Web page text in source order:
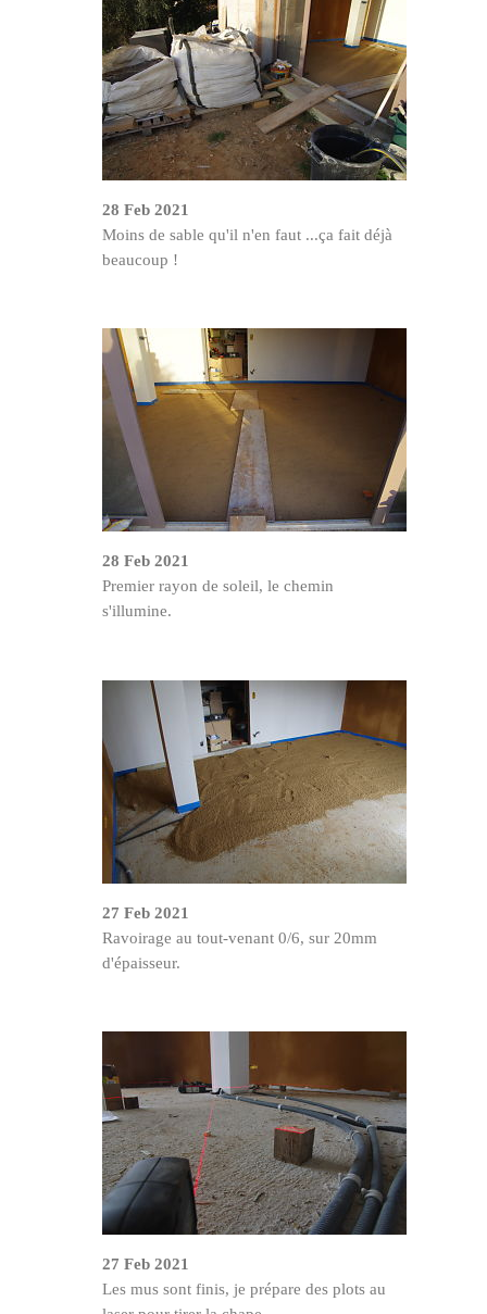
28 Feb 2021
Moins de sable qu'il n'en faut ...ça fait déjà
beaucoup !
28 Feb 2021
Premier rayon de soleil, le chemin
s'illumine.
27 Feb 2021
Ravoirage au tout-venant 0/6, sur 20mm
d'épaisseur.
27 Feb 2021
Les mus sont finis, je prépare des plots au